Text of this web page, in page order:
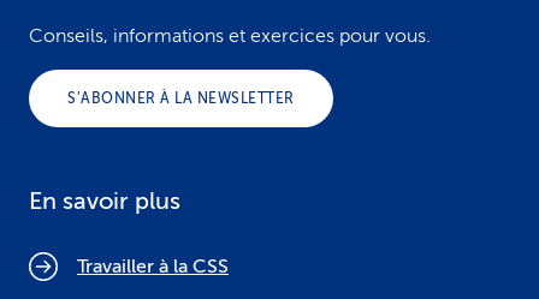
Conseils, informations et exercices pour vous.
S’ABONNER À LA NEWSLETTER
En savoir plus
Travailler à la CSS